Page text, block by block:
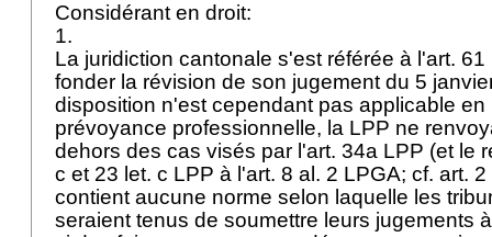
Considérant en droit:
1.
La juridiction cantonale s'est référée à l'art. 61
fonder la révision de son jugement du 5
disposition n'est cependant pas applicable en
prévoyance professionnelle, la LPP ne
dehors des cas visés par l'art. 34a LPP (et le
c et 23 let. c LPP à l'art. 8 al. 2 LPGA; cf. art. 2
contient aucune norme selon laquelle les
seraient tenus de soumettre leurs jugements